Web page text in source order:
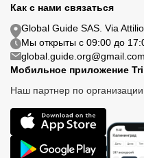
Как с нами связаться
Global Guide SAS. Via
Мы открыты с 09:00 до
global.guide.org@gmail.com
Мобильное приложение
Наш партнер по организации